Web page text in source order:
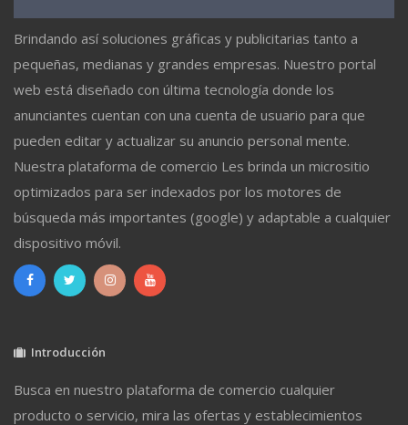
Brindando así soluciones gráficas y publicitarias tanto a
pequeñas, medianas y grandes empresas. Nuestro portal
web está diseñado con última tecnología donde los
anunciantes cuentan con una cuenta de usuario para que
pueden editar y actualizar su anuncio personal mente.
Nuestra plataforma de comercio Les brinda un micrositio
optimizados para ser indexados por los motores de
búsqueda más importantes (google) y adaptable a cualquier
dispositivo móvil.
Introducción
Busca en nuestro plataforma de comercio cualquier
producto o servicio, mira las ofertas y establecimientos